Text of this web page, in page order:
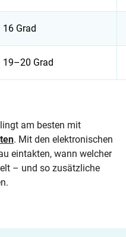
16 Grad
19–20 Grad
am besten mit
. Mit den elektronischen
eintakten, wann welcher
– und so zusätzliche